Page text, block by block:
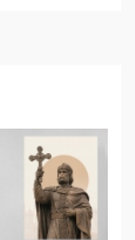
но
намерено
право